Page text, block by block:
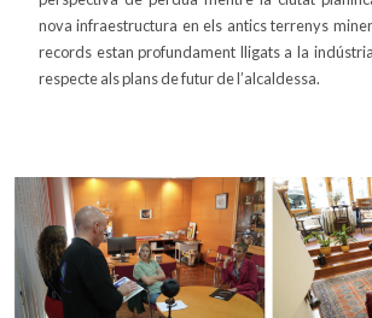
nova infraestructura en els antics terrenys
records estan profundament lligats a la
respecte als plans de futur de l’alcaldessa.